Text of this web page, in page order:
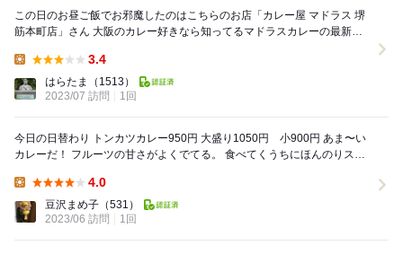
この日のお昼ご飯でお邪魔したのはこちらのお店「カレー屋 マドラス 堺
筋本町店」さん 大阪のカレー好きなら知ってるマドラスカレーの最新店
3.4
はらたま
（1513）
2023/07 訪問
1回
今日の日替わり トンカツカレー950円 大盛り1050円 小900円 あま〜い
カレーだ！ フルーツの甘さがよくでてる。 食べてくうちにほんのりスパ
4.0
豆沢まめ子 （531）
2023/06 訪問
1回